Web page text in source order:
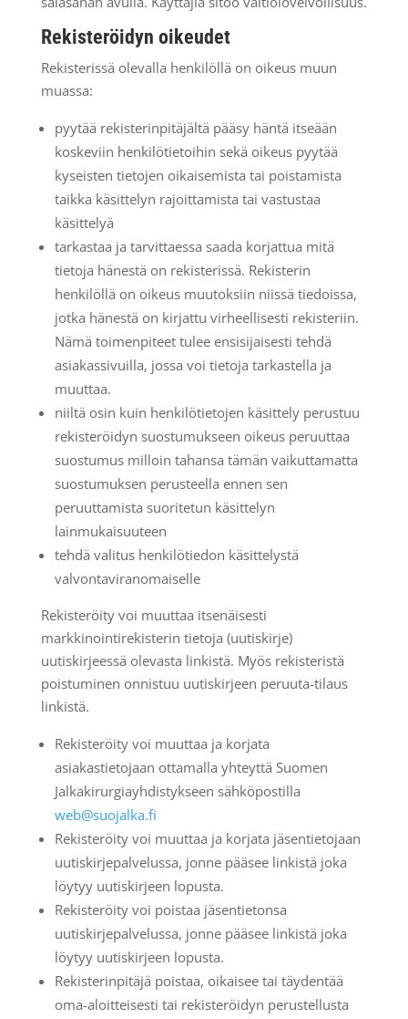
Rekisteröidyn oikeudet
Rekisterissä olevalla henkilöllä on oikeus muun
muassa:
pyytää rekisterinpitäjältä pääsy häntä itseään
koskeviin henkilötietoihin sekä oikeus pyytää
kyseisten tietojen oikaisemista tai poistamista
taikka käsittelyn rajoittamista tai vastustaa
käsittelyä
tarkastaa ja tarvittaessa saada korjattua mitä
tietoja hänestä on rekisterissä. Rekisterin
henkilöllä on oikeus muutoksiin niissä tiedoissa,
jotka hänestä on kirjattu virheellisesti rekisteriin.
Nämä toimenpiteet tulee ensisijaisesti tehdä
asiakassivuilla, jossa voi tietoja tarkastella ja
muuttaa.
niiltä osin kuin henkilötietojen käsittely perustuu
rekisteröidyn suostumukseen oikeus peruuttaa
suostumus milloin tahansa tämän vaikuttamatta
suostumuksen perusteella ennen sen
peruuttamista suoritetun käsittelyn
lainmukaisuuteen
tehdä valitus henkilötiedon käsittelystä
valvontaviranomaiselle
Rekisteröity voi muuttaa itsenäisesti
markkinointirekisterin tietoja (uutiskirje)
uutiskirjeessä olevasta linkistä. Myös rekisteristä
poistuminen onnistuu uutiskirjeen peruuta-tilaus
linkistä.
Rekisteröity voi muuttaa ja korjata
asiakastietojaan ottamalla yhteyttä Suomen
Jalkakirurgiayhdistykseen sähköpostilla
web@suojalka.fi
Rekisteröity voi muuttaa ja korjata jäsentietojaan
uutiskirjepalvelussa, jonne pääsee linkistä joka
löytyy uutiskirjeen lopusta.
Rekisteröity voi poistaa jäsentietonsa
uutiskirjepalvelussa, jonne pääsee linkistä joka
löytyy uutiskirjeen lopusta.
Rekisterinpitäjä poistaa, oikaisee tai täydentää
oma-aloitteisesti tai rekisteröidyn perustellusta